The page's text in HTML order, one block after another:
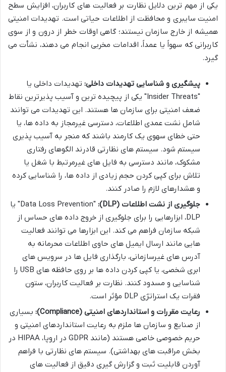
یکی از مهم ترین دلایل نظارت بر فعالیت های کاربران، افزایش سطح
امنیت سایبری و محافظت از اطلاعات حیاتی است. تهدیدات امنیتی
همیشه از خارج سازمان نیستند؛ گاهی اوقات خطر از درون و از سوی
کاربرانی که سهواً یا عمداً، اقدامات مخربی انجام می دهند، نشأت می
گیرد.
پیشگیری و شناسایی تهدیدات داخلی: تهدیدات داخلی یا
"Insider Threats" یکی از پیچیده ترین و آسیب پذیرترین نقاط
ضعف امنیتی برای سازمان ها هستند. این تهدیدات می توانند
شامل نشت عمدی اطلاعات، دسترسی غیرمجاز به داده ها، یا
حتی خطای سهوی یک کارمند باشند که منجر به آسیب پذیری
سیستم شود. سیستم های نظارتی قادرند الگوهای رفتاری
مشکوک، مانند دسترسی به فایل های غیرمرتبط با شغل یا
تلاش برای کپی کردن حجم زیادی از داده ها، را شناسایی کرده
و هشدارهای لازم را صادر کنند.
جلوگیری از نشت اطلاعات (DLP):
"Data Loss Prevention" یا
DLP، ابزارهایی را برای جلوگیری از خروج داده های حساس از
شبکه سازمان فراهم می کند. این ابزارها می توانند فعالیت
هایی مانند ارسال ایمیل های حاوی اطلاعات محرمانه به
آدرس های غیرسازمانی، بارگذاری فایل ها در سرویس های
ابری شخصی، یا کپی کردن داده ها بر روی حافظه های USB را
شناسایی و مسدود کنند. نظارت بر فعالیت کاربران، ستون
فقرات یک استراتژی DLP مؤثر است.
رعایت مقررات و استانداردهای امنیتی (Compliance):
بسیاری
از صنایع و سازمان ها ملزم به رعایت استانداردهای امنیتی و
حریم خصوصی خاصی هستند (مانند GDPR در اروپا، HIPAA در
بخش مراقبت های بهداشتی). سیستم های نظارتی با فراهم
آوردن قابلیت ثبت و گزارش گیری دقیق از فعالیت های